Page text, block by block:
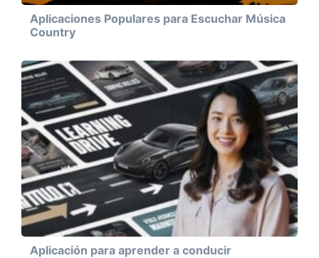
Aplicaciones Populares para Escuchar Música
Country
Aplicación para aprender a conducir